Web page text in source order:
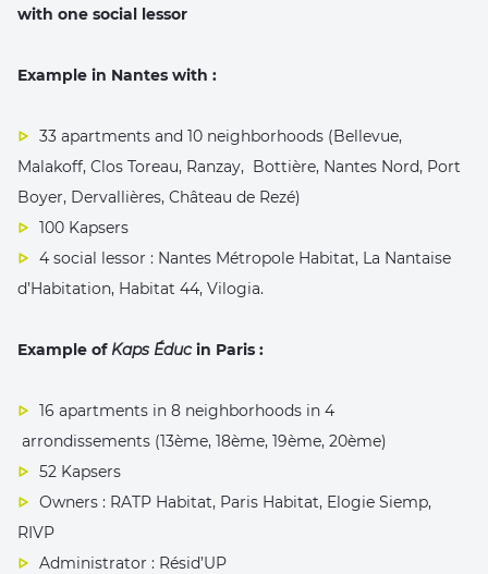
with one social lessor
Example in Nantes with :
33 apartments and 10 neighborhoods (Bellevue,
Malakoff, Clos Toreau, Ranzay, Bottière, Nantes Nord, Port
Boyer, Dervallières, Château de Rezé)
100 Kapsers
4 social lessor : Nantes Métropole Habitat, La Nantaise
d’Habitation, Habitat 44, Vilogia.
Example of Kaps Éducin Paris :
16 apartments in 8 neighborhoods in 4
arrondissements (13ème, 18ème, 19ème, 20ème)
52 Kapsers
Owners : RATP Habitat, Paris Habitat, Elogie Siemp,
RIVP
Administrator : Résid’UP